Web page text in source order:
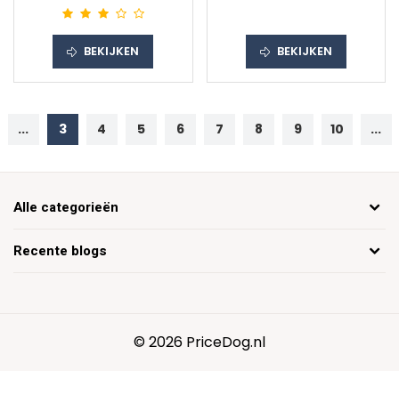
BEKIJKEN BEKIJKEN
... 3 4 5 6 7 8 9 10 ...
Recente blogs
Alle categorieën
© 2026 PriceDog.nl